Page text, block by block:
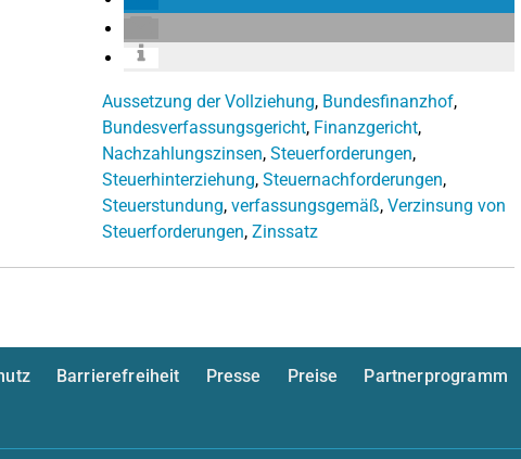
Aussetzung der Vollziehung, Bundesfinanzhof,
Bundesverfassungsgericht, Finanzgericht,
Nachzahlungszinsen, Steuerforderungen,
Steuerhinterziehung, Steuernachforderungen,
Steuerstundung, verfassungsgemäß, Verzinsung von
Steuerforderungen, Zinssatz
Barrierefreiheit Presse Preise
Partnerprogramm